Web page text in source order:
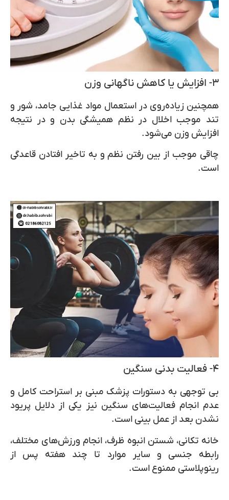
۳- افزایش یا کاهش ناگهانی وزن
همچنین زیاده‌روی در استعمال مواد غذایی جامد، شور و
تند موجب اخلال در نظم همیشگی بدن و در نتیجه
افزایش وزن می‌شود.
چاقی موجب از بین رفتن نظم و به تاخیر افتادن قاعدگی
است.
۴- فعالیت بدنی سنگین
بی توجهی به دستورات پزشک مبنی بر استراحت کامل و
عدم انجام فعالیت‌های سنگین نیز یکی از دلایل پریود
نشدن بعد از عمل بینی است.
خانه تکانی، شستن انبوه ظرف، انجام ورزش‌های مختلف،
رابطه جنسی و سایر موارد تا چند هفته پس از
رینوپلاستی ممنوع است.